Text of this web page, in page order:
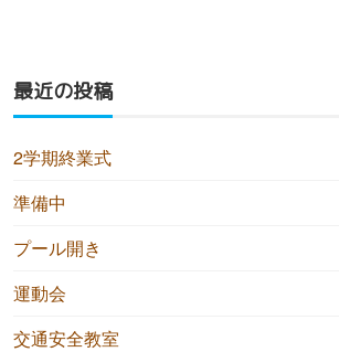
最近の投稿
2学期終業式
準備中
プール開き
運動会
交通安全教室